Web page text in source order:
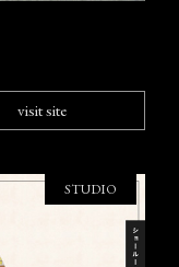
visit site
STUDIO